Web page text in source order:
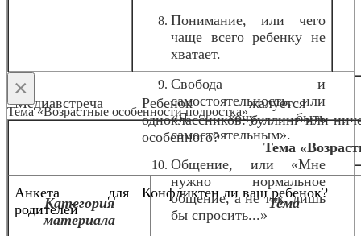
Медиавстреча
Ребенок жалуется
одноклассников: буллинг или
особенного?о
Анкета для
родителей
Конфликтен ли ваш ребенок?
Понимание, или чего
чаще всего ребенку не
хватает.
Свобода и
самостоятельность, или
«Я хочу быть
самостоятельным».
Общение, или «Мне
нужно нормальное
общение, а не так, лишь
бы спросить...»
×
Тема «Возрастные особенности подростка»
Тема
Категория
материала
Тема